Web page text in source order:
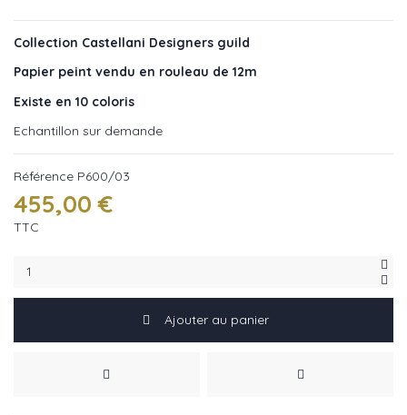
Collection Castellani Designers guild
Papier peint vendu en rouleau de 12m
Existe en 10 coloris
Echantillon sur demande
Référence P600/03
455,00 €
TTC
Ajouter au panier